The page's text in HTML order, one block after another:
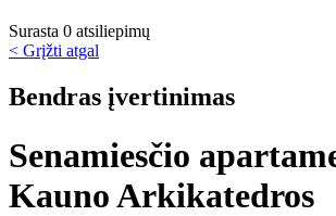
Surasta 0 atsiliepimų
< Grįžti atgal
Bendras įvertinimas
Senamiesčio
Kauno Arkikatedros